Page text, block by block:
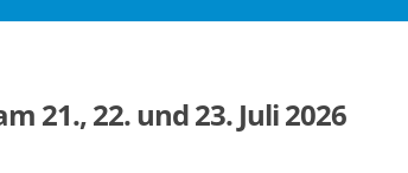
21., 22. und 23. Juli 2026